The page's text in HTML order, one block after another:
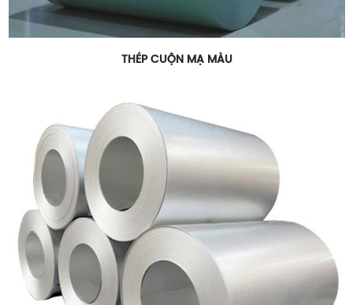
THÉP CUỘN MẠ MÀU